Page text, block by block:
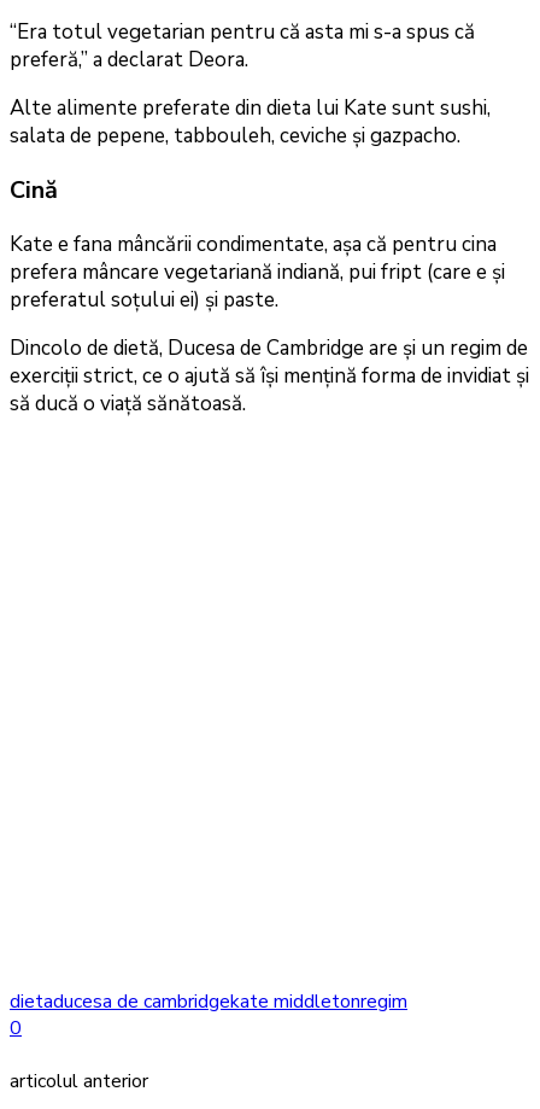
“Era totul vegetarian pentru că asta mi s-a spus că
preferă,” a declarat Deora.
Alte alimente preferate din dieta lui Kate sunt sushi,
salata de pepene, tabbouleh, ceviche și gazpacho.
Cină
Kate e fana mâncării condimentate, așa că pentru cina
prefera mâncare vegetariană indiană, pui fript (care e și
preferatul soțului ei) și paste.
Dincolo de dietă, Ducesa de Cambridge are și un regim de
exerciții strict, ce o ajută să își mențină forma de invidiat și
să ducă o viață sănătoasă.
dietaducesa de cambridgekate middletonregim
0
articolul anterior